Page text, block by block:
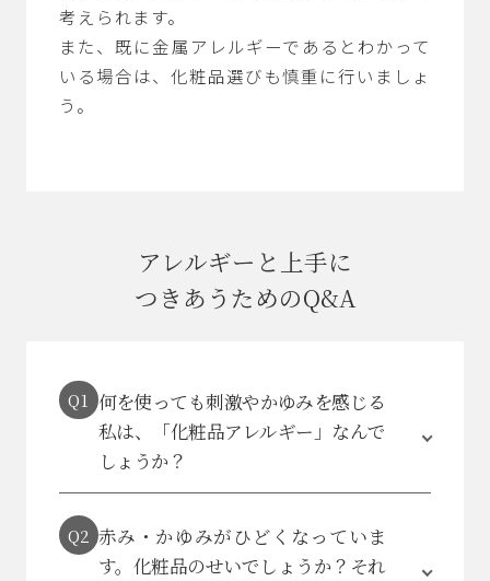
考えられます。
また、既に金属アレルギーであるとわかって
いる場合は、化粧品選びも慎重に行いましょ
う。
アレルギーと上手に
つきあうためのQ&A
Q1 何を使っても刺激やかゆみを感じる
私は、「化粧品アレルギー」なんで
しょうか？
Q2 赤み・かゆみがひどくなっていま
す。化粧品のせいでしょうか？ それ